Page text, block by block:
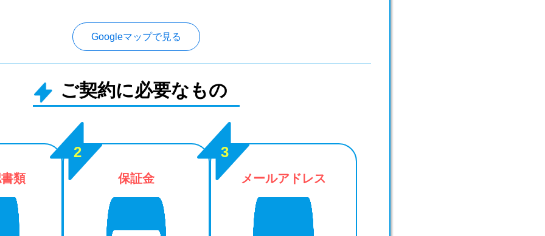
Googleマップで見る
ご契約に必要なもの
類 保証金 メールアドレス